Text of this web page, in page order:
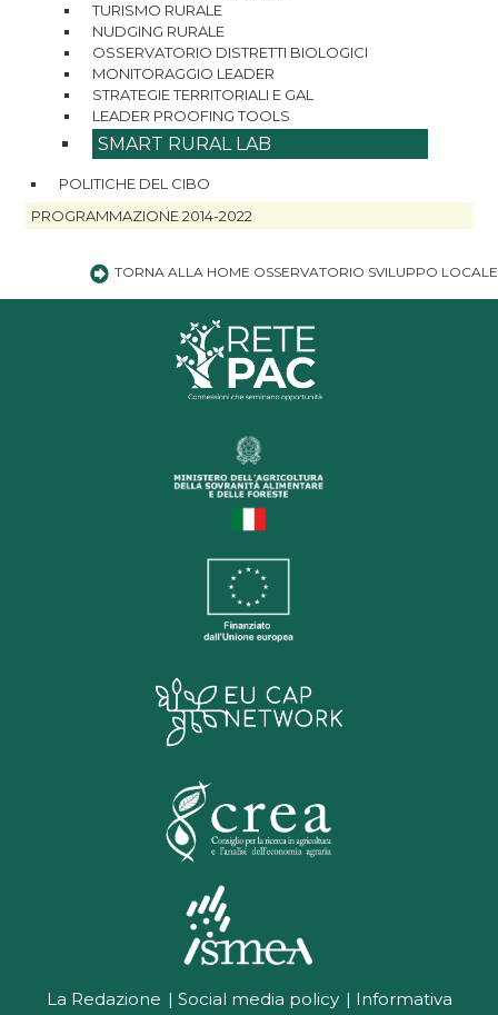
TURISMO RURALE
NUDGING RURALE
OSSERVATORIO DISTRETTI BIOLOGICI
MONITORAGGIO LEADER
STRATEGIE TERRITORIALI E GAL
LEADER PROOFING TOOLS
SMART RURAL LAB
POLITICHE DEL CIBO
PROGRAMMAZIONE 2014-2022
TORNA ALLA HOME OSSERVATORIO SVILUPPO LOCALE
La Redazione Social media policy
Informativa